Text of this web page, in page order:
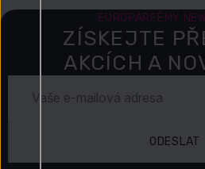
EUROPARFÉMY
ZÍSKEJTE
AKCÍCH A
ODESLAT